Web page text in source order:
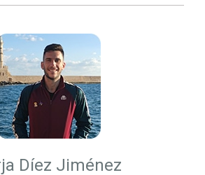
Díez Jiménez